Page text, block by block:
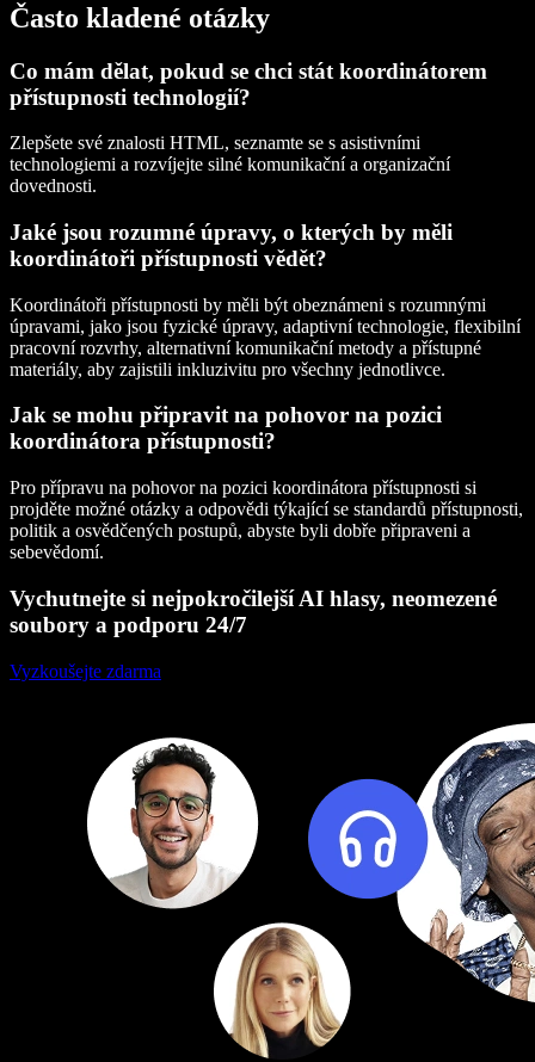
Často kladené otázky
Co mám dělat, pokud se chci stát koordinátorem
přístupnosti technologií?
Zlepšete své znalosti HTML, seznamte se s asistivními
technologiemi a rozvíjejte silné komunikační a organizační
dovednosti.
Jaké jsou rozumné úpravy, o kterých by měli
koordinátoři přístupnosti vědět?
Koordinátoři přístupnosti by měli být obeznámeni s rozumnými
úpravami, jako jsou fyzické úpravy, adaptivní technologie, flexibilní
pracovní rozvrhy, alternativní komunikační metody a přístupné
materiály, aby zajistili inkluzivitu pro všechny jednotlivce.
Jak se mohu připravit na pohovor na pozici
koordinátora přístupnosti?
Pro přípravu na pohovor na pozici koordinátora přístupnosti si
projděte možné otázky a odpovědi týkající se standardů přístupnosti,
politik a osvědčených postupů, abyste byli dobře připraveni a
sebevědomí.
Vychutnejte si nejpokročilejší AI hlasy, neomezené
soubory a podporu 24/7
Vyzkoušejte zdarma